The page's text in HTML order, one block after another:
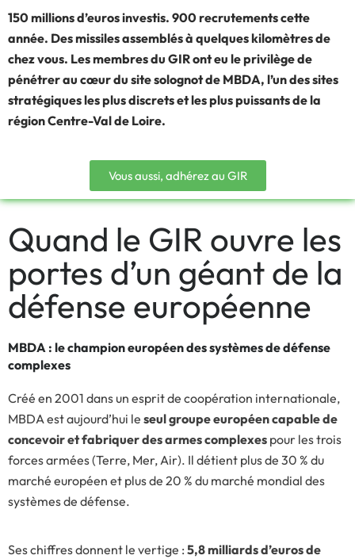
150 millions d’euros investis. 900 recrutements cette
année. Des missiles assemblés à quelques kilomètres de
chez vous. Les membres du GIR ont eu le privilège de
pénétrer au cœur du site solognot de MBDA, l’un des sites
stratégiques les plus discrets et les plus puissants de la
région Centre-Val de Loire.
Vous aussi, adhérez au GIR
Quand le GIR ouvre les
portes d’un géant de la
défense européenne
MBDA : le champion européen des systèmes de défense
complexes
Créé en 2001 dans un esprit de coopération internationale,
MBDA est aujourd’hui le seul groupe européen capable de
concevoir et fabriquer des armes complexes pour les trois
forces armées (Terre, Mer, Air). Il détient plus de 30 % du
marché européen et plus de 20 % du marché mondial des
systèmes de défense.
Ses chiffres donnent le vertige : 5,8 milliards d’euros de